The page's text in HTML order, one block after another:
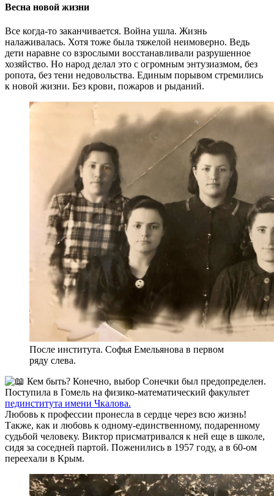
Весна новой жизни
Все когда-то заканчивается. Война ушла. Жизнь
налаживалась. Хотя тоже была тяжелой неимоверно. Ведь
дети наравне со взрослыми восстанавливали разрушенное
хозяйство. Но народ делал это с огромным энтузиазмом, без
ропота, без тени недовольства. Единым порывом стремились
к новой жизни. Без крови, пожаров и рыданий.
После института. Софья Емельянова в первом
ряду слева.
Кем быть? Конечно, выбор Сонечки был предопределен.
Поступила в Гомель на физико-математический факультет
пединститута имени Чкалова.
Любовь к профессии пронесла в сердце через всю жизнь!
Также, как и любовь к одному-единственному, подаренному
судьбой человеку. Виктор присматривался к ней еще в школе,
сидя за соседней партой. Поженились в 1957 году, а в 60-ом
переехали в Крым.